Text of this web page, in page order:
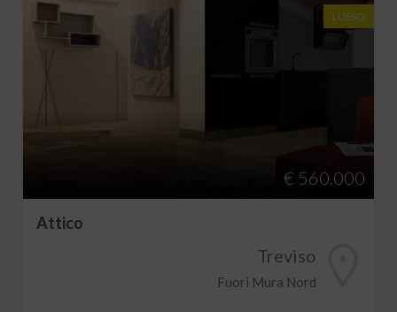
LUSSO
€ 560.000
Attico
Treviso
Fuori Mura Nord